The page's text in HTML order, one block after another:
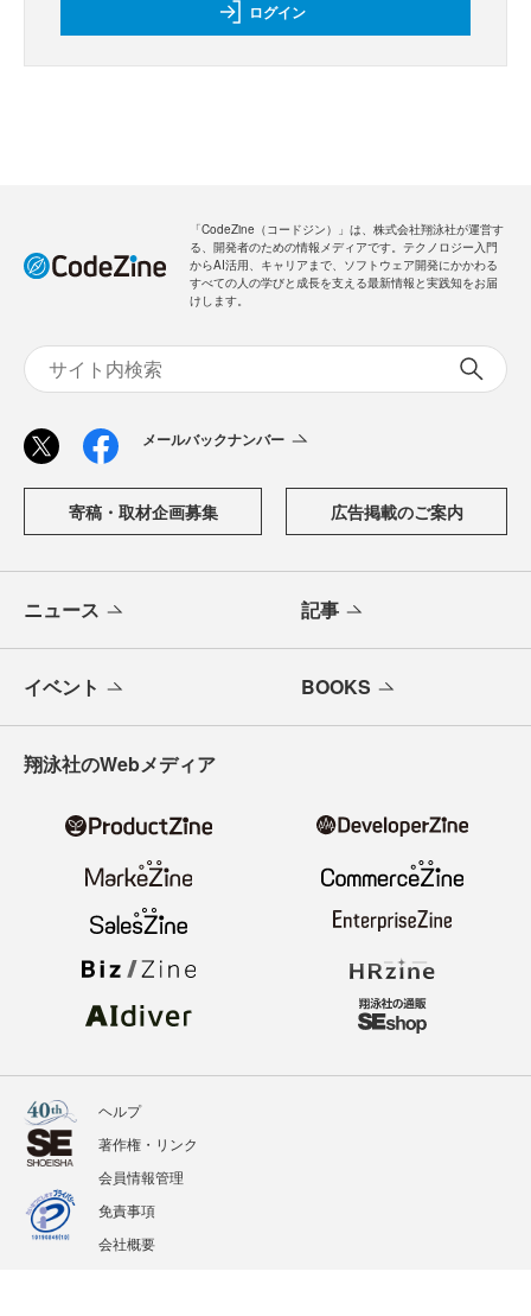
ログイン
「CodeZine（コードジン）」は、株式会社翔泳社が運営す
る、開発者のための情報メディアです。テクノロジー入門
からAI活用、キャリアまで、ソフトウェア開発にかかわる
すべての人の学びと成長を支える最新情報と実践知をお届
けします。
メールバックナンバー
寄稿・取材企画募集 広告掲載のご案内
ニュース 記事
イベント BOOKS
翔泳社のWebメディア
ヘルプ
著作権・リンク
会員情報管理
免責事項
会社概要